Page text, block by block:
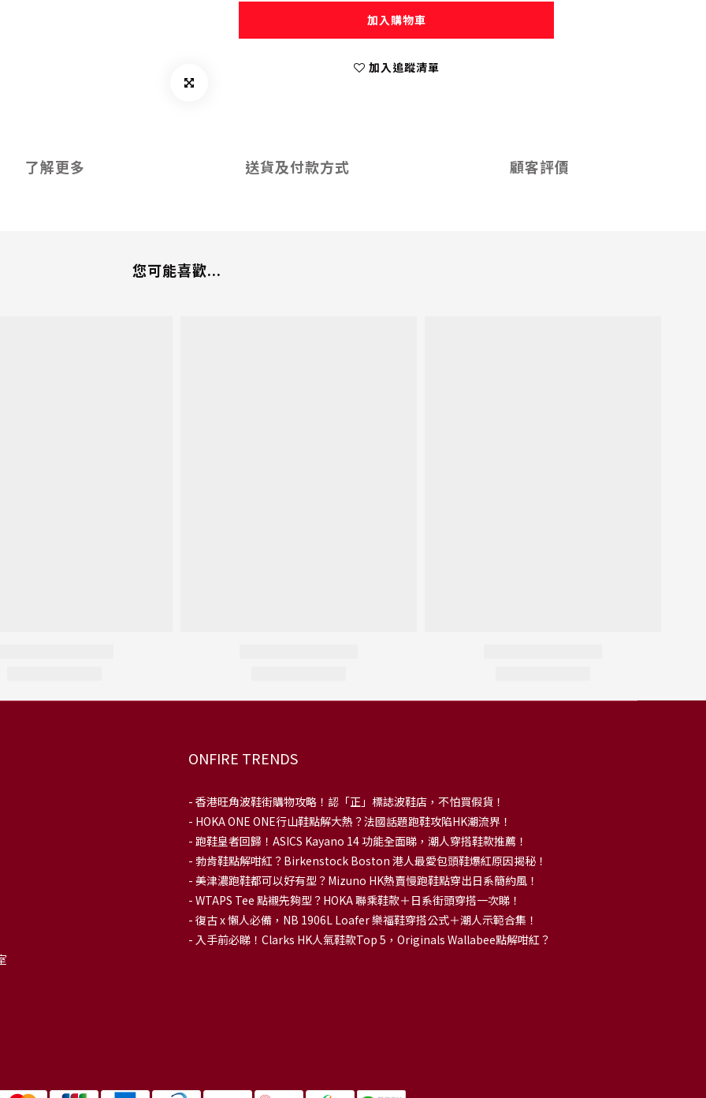
加入購物車
加入追蹤清單
了解更多 送貨及付款方式 顧客評價
您可能喜歡...
ONFIRE TRENDS
- 香港旺角波鞋街購物攻略！認「正」標誌波鞋店，不怕買假貨！
- HOKA ONE ONE行山鞋點解大熱？法國話題跑鞋攻陷HK潮流界！
- 跑鞋皇者回歸！ASICS Kayano 14 功能全面睇，潮人穿搭鞋款推薦！
- 勃肯鞋點解咁紅？Birkenstock Boston 港人最愛包頭鞋爆紅原因揭秘！
- 美津濃跑鞋都可以好有型？Mizuno HK熱賣慢跑鞋點穿出日系簡約風！
- WTAPS Tee 點襯先夠型？HOKA 聯乘鞋款＋日系街頭穿搭一次睇！
- 復古 x 懶人必備，NB 1906L Loafer 樂福鞋穿搭公式＋潮人示範合集！
- 入手前必睇！Clarks HK人氣鞋款Top 5，Originals Wallabee點解咁紅？